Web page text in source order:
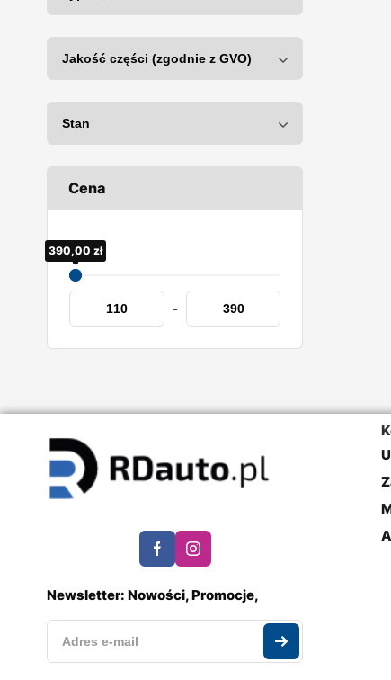
Cena
110,00 zł
390,00 zł
-
Newsletter: Nowości, Promocje,